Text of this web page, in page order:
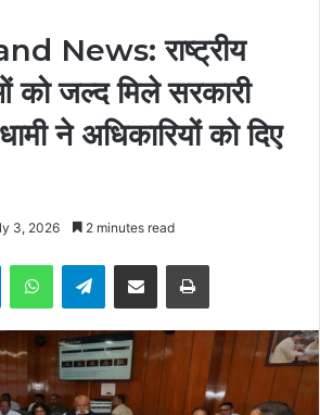
News: राष्ट्रीय
को जल्द मिले सरकारी
ने अधिकारियों को दिए
3, 2026 2 minutes read
MessengerWhatsAppTelegramShare via Email Print